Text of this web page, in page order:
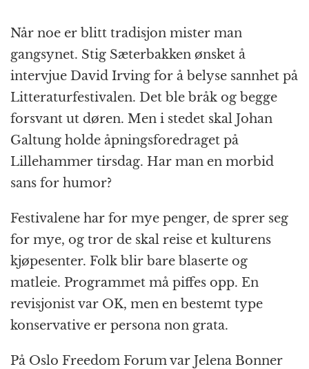
Når noe er blitt tradisjon mister man
gangsynet. Stig Sæterbakken ønsket å
intervjue David Irving for å belyse sannhet på
Litteraturfestivalen. Det ble bråk og begge
forsvant ut døren. Men i stedet skal Johan
Galtung holde åpningsforedraget på
Lillehammer tirsdag. Har man en morbid
sans for humor?
Festivalene har for mye penger, de sprer seg
for mye, og tror de skal reise et kulturens
kjøpesenter. Folk blir bare blaserte og
matleie. Programmet må piffes opp. En
revisjonist var OK, men en bestemt type
konservative er persona non grata.
På Oslo Freedom Forum var Jelena Bonner